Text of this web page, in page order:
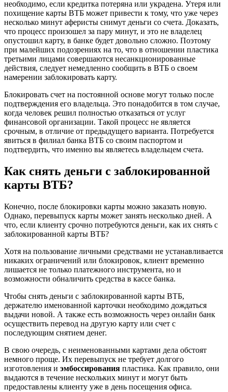
необходимо, если кредитка потеряна или украдена. Утеря или
похищение карты ВТБ может привести к тому, что уже через
несколько минут аферисты снимут деньги со счета. Доказать,
что процесс произошел за пару минут, и это не владелец
опустошил карту, в банке будет довольно сложно. Поэтому
при малейших подозрениях на то, что в отношении пластика
третьими лицами совершаются несанкционированные
действия, следует немедленно сообщить в ВТБ о своем
намерении заблокировать карту.
Блокировать счет на постоянной основе могут только после
подтверждения его владельца. Это понадобится в том случае,
когда человек решил полностью отказаться от услуг
финансовой организации. Такой процесс не является
срочным, в отличие от предыдущего варианта. Потребуется
явиться в филиал банка ВТБ со своим паспортом и
подтвердить, что именно вы являетесь владельцем счета.
Как снять деньги с заблокированной
карты ВТБ?
Конечно, после блокировки карты можно заказать новую.
Однако, перевыпуск карты может занять несколько дней. А
что, если клиенту срочно потребуются деньги, как их снять с
заблокированной карты ВТБ?
Хотя на пользование личными средствами не устанавливается
никаких ограничений или блокировок, клиент временно
лишается не только платежного инструмента, но и
возможности обналичить средства в кассе банка.
Чтобы снять деньги с заблокированной карты ВТБ,
держателю именованной карточки необходимо дождаться
выдачи новой. А также есть возможность через онлайн банк
осуществить перевод на другую карту или счет с
последующим снятием денег.
В свою очередь, с неименованными картами дела обстоят
немного проще. Их перевыпуск не требует долгого
изготовления и эмбоссирования пластика. Как правило, они
выдаются в течение нескольких минут и могут быть
предоставлены клиенту уже в день посещения офиса.